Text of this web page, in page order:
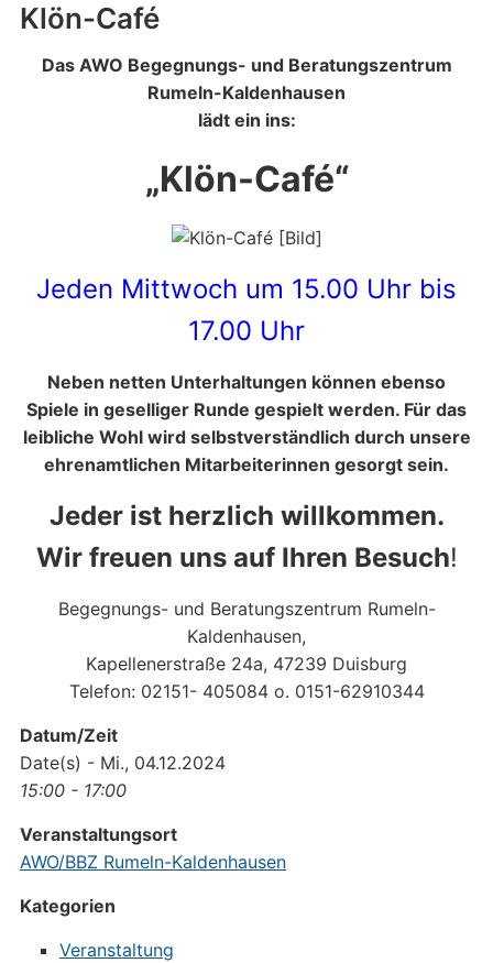
Klön-Café
Das AWO Begegnungs- und Beratungszentrum
Rumeln-Kaldenhausen
lädt ein ins:
„Klön-Café“
Jeden Mittwoch um 15.00 Uhr bis
17.00 Uhr
Neben netten Unterhaltungen können ebenso
Spiele in geselliger Runde gespielt werden. Für das
leibliche Wohl wird selbstverständlich durch unsere
ehrenamtlichen Mitarbeiterinnen gesorgt sein.
Jeder ist herzlich willkommen.
Wir freuen uns auf Ihren Besuch!
Begegnungs- und Beratungszentrum Rumeln-
Kaldenhausen,
Kapellenerstraße 24a, 47239 Duisburg
Telefon: 02151- 405084 o. 0151-62910344
Datum/Zeit
Date(s) - Mi., 04.12.2024
15:00 - 17:00
Veranstaltungsort
AWO/BBZ Rumeln-Kaldenhausen
Kategorien
Veranstaltung